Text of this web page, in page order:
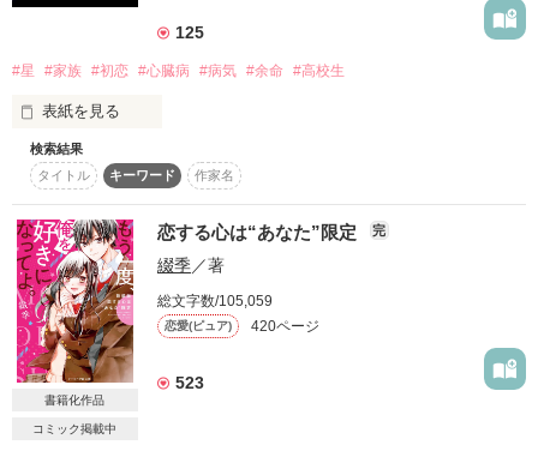
しかし再びかなを襲ったのは、心臓病。
今度は移植手術が必要となった。
り、かなは無事に移植手術を終えた…。
物語はそこから始まります。
パート１から是非ご覧ください。
作品を読む
125
#星 #家族 #初恋 #心臓病 #病気 #余命 #高校生
表紙を見る
金髪で
たくさんのピアスをつけて
目つきが悪い
ヤンキーのきみ
だけどその見た目とは裏腹に
照れ屋さんで
いつも心に寄り添ってくれる
優しい人
検索結果
タイトル
キーワード 作家名
書籍化作品
コミック掲載中
恋する心は“あなた”限定 完
綴季／著
総文字数/105,059
恋愛(ピュア) 420ページ
523